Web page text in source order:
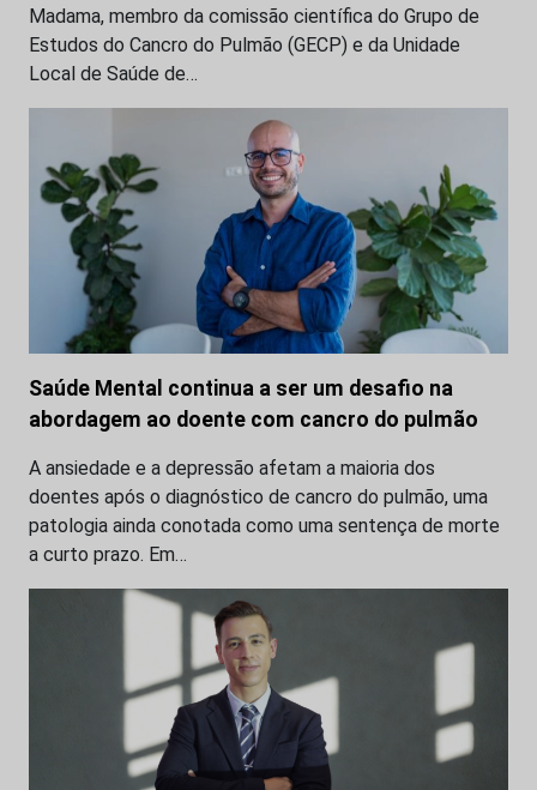
Madama, membro da comissão científica do Grupo de
Estudos do Cancro do Pulmão (GECP) e da Unidade
Local de Saúde de…
Saúde Mental continua a ser um desafio na
abordagem ao doente com cancro do pulmão
A ansiedade e a depressão afetam a maioria dos
doentes após o diagnóstico de cancro do pulmão, uma
patologia ainda conotada como uma sentença de morte
a curto prazo. Em…